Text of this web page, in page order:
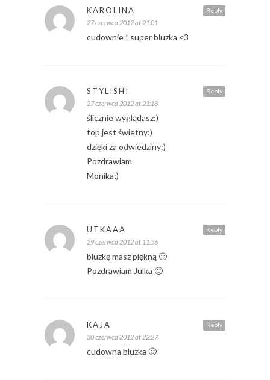
Reply
KAROLINA
27 czerwca 2012 at 21:01
cudownie ! super bluzka <3
Reply
STYLISH!
27 czerwca 2012 at 21:18
ślicznie wyglądasz:)
top jest świetny:)
dzięki za odwiedziny:)
Pozdrawiam
Monika;)
Reply
UTKAAA
29 czerwca 2012 at 11:56
bluzkę masz piękną 🙂
Pozdrawiam Julka 🙂
Reply
KAJA
30 czerwca 2012 at 22:27
cudowna bluzka 🙂